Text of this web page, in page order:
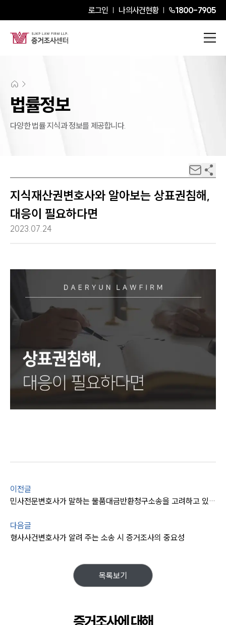
로그인 나의사건현황 1800-7905
법률정보
다양한 법률 지식과 정보를 제공합니다.
지식재산권변호사와 알아보는 상표권침해,
대응이 필요하다면
2023.07.24
이전글
민사전문변호사가 말하는 물품대금반환청구소송을 고려하고 있다면
다음글
형사사건변호사가 알려 주는 소송 시 증거조사의 중요성
목록보기
증거조사에 대해